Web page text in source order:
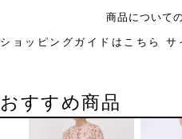
商品について
ショッピングガイドはこちら サ
おすすめ商品